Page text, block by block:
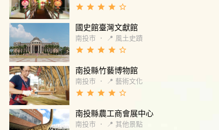
grade grade grade grade star_border
國史館臺灣文獻館
南投市 ． 📍 風土史蹟
grade grade grade grade star_border
南投縣竹藝博物館
南投市 ． 📍 藝術文化
grade grade grade grade star_border
南投縣農工商會展中心
南投市 ． 📍 其他景點